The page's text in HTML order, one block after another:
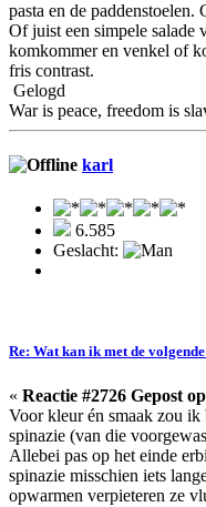
pasta en de
Of juist een simpele salade
komkommer en venkel of
fris contrast.
Gelogd
War is peace, freedom is
karl
6.585
Geslacht:
Re: Wat kan ik met de
« Reactie #2726 Gepost
Voor kleur én smaak zou ik
spinazie (van die
Allebei pas op het einde
spinazie misschien iets
opwarmen verpieteren ze